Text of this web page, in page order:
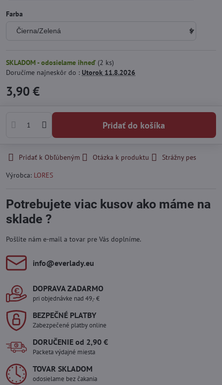
Farba
SKLADOM - odosielame ihneď (2 ks)
Doručíme najneskôr do : Utorok 11.8.2026
3,90 €
Pridať do košíka
Pridať k Obľúbeným Otázka k produktu
Strážny pes
Výrobca: LORES
Potrebujete viac kusov ako máme na
sklade ?
Pošlite nám e-mail a tovar pre Vás doplníme.
info​@everlady​.eu
DOPRAVA ZADARMO
pri objednávke nad 49,- €
BEZPEČNÉ PLATBY
Zabezpečené platby online
DORUČENIE od 2,90 €
Packeta výdajné miesta
TOVAR SKLADOM
odosielame bez čakania